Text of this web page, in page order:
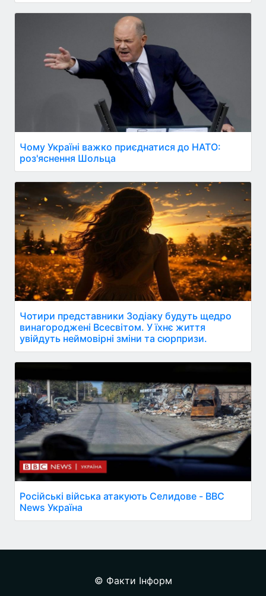
Чому Україні важко приєднатися до НАТО:
роз'яснення Шольца
Чотири представники Зодіаку будуть щедро
винагороджені Всесвітом. У їхнє життя
увійдуть неймовірні зміни та сюрпризи.
Російські війська атакують Селидове - BBC
News Україна
© Факти Інформ